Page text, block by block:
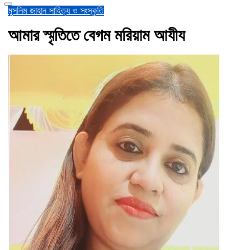
মুসলিম জাহান সাহিত্য ও সংস্কৃতি
আমার স্মৃতিতে বেগম মরিয়াম আযীয